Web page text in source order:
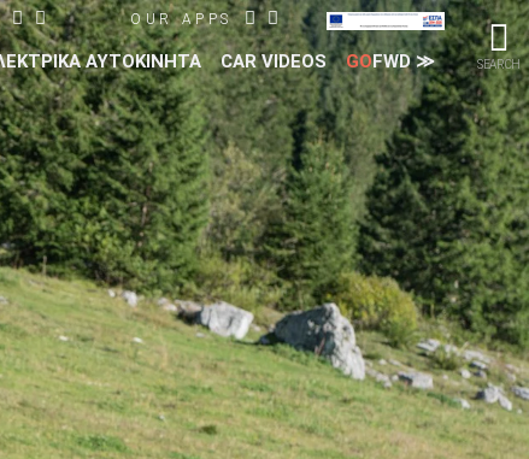
SEARCH
OUR APPS
ΑΥΤΟΚΙΝΗΤΑ CAR VIDEOS GOFWD ≫